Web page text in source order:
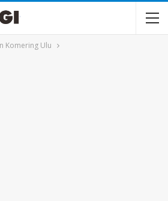
Komering Ulu